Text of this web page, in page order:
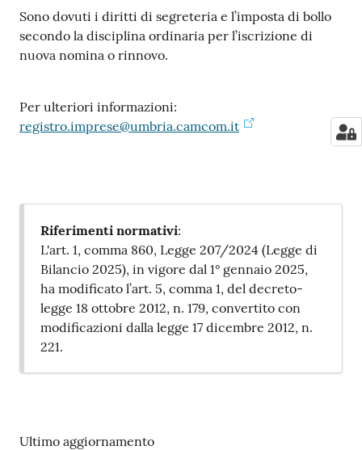
Sono dovuti i diritti di segreteria e l’imposta di bollo
secondo la disciplina ordinaria per l’iscrizione di
nuova nomina o rinnovo.
Per ulteriori informazioni:
registro.imprese@umbria.camcom.it
Riferimenti normativi:
L'art. 1, comma 860, Legge 207/2024 (Legge di
Bilancio 2025), in vigore dal 1° gennaio 2025,
ha modificato l’art. 5, comma 1, del decreto-
legge 18 ottobre 2012, n. 179, convertito con
modificazioni dalla legge 17 dicembre 2012, n.
221.
Ultimo aggiornamento